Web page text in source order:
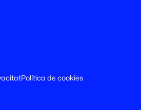
Política de cookies